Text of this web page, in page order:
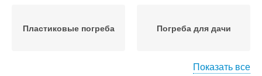
Пластиковые погреба Погреба для дачи
Показать все